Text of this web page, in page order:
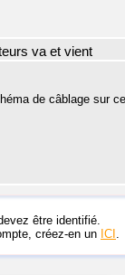
va et vient
de câblage sur
être identifié.
créez-en un ICI